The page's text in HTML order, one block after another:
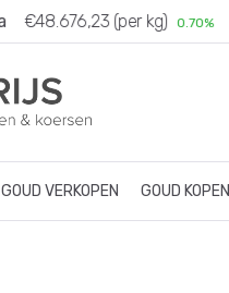
€48.676,23 (per kg) 0.70%
GOUD VERKOPEN GOUD KOPEN